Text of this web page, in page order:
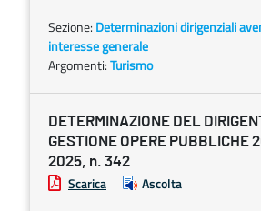
Sezione: Determinazioni dirigenziali
interesse generale
Argomenti:Turismo
DETERMINAZIONE DEL
GESTIONE OPERE PUBBLICHE
2025, n. 342
Scarica Ascolta